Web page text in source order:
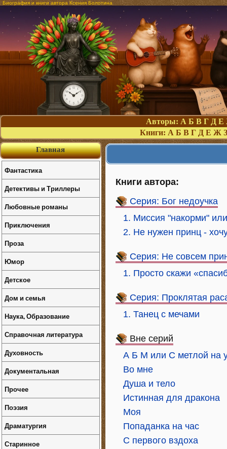
Биография и книги автора Ксения Болотина
Авторы: А Б В Г Д Е
Книги: А Б В Г Д Е Ж З
Книги автора:
Серия: Бог недоучка
1. Миссия "накорми"
2. Не нужен принц -
Серия: Не совсем
1. Просто скажи
Серия: Проклятая
1. Танец с мечами
Вне серий
А Б М или С метлой на
Во мне
Душа и тело
Истинная для дракона
Моя
Попаданка на час
С первого вздоха
Главная
Фантастика
Детективы и Триллеры
Любовные романы
Приключения
Проза
Юмор
Детское
Дом и семья
Наука, Образование
Справочная литература
Духовность
Документальная
Прочее
Поэзия
Драматургия
Старинное